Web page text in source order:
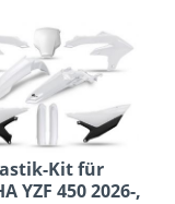
Kit für
YZF 450 2026-,